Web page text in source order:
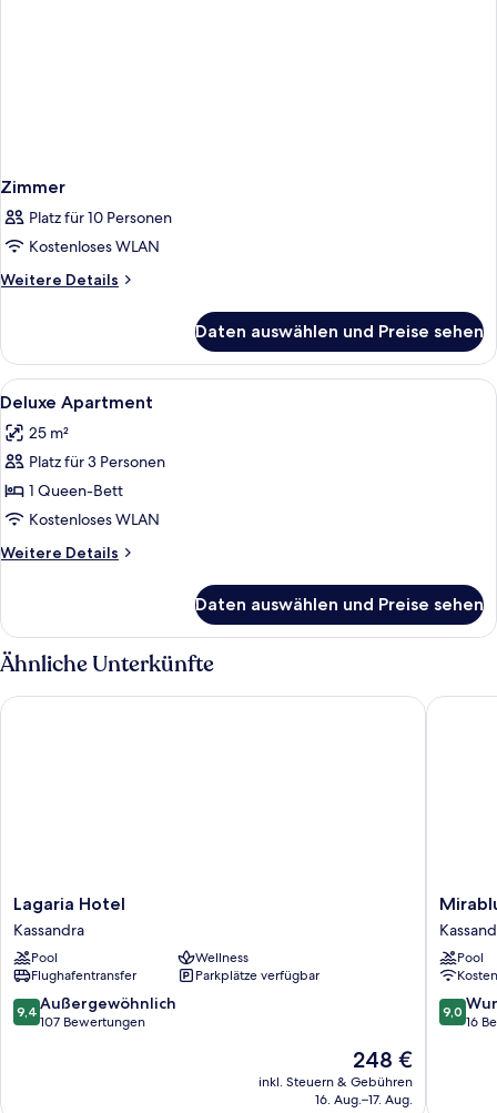
Zimmer
Platz für 10 Personen
Kostenloses WLAN
Weitere Details
Weitere
Daten auswählen und Preise sehen
Alle
Fotos
für
Deluxe
Apartment
anzeigen
Zimmersafe, kostenlose Babybetten,
8
Deluxe Apartment
25 m²
Platz für 3 Personen
1 Queen-Bett
Kostenloses WLAN
Weitere Details
Weitere
Apartment
Daten auswählen und Preise sehen
Ähnliche Unterkünfte
Lagaria
Hotel
Kassandra
Lagaria Hotel
Kassandra
Pool
Wellness
Flughafentransfer
Parkplätze verfügbar
9.4
von
9,4 Außergewöhnlich
107 Bewertungen
Der
Preis
beträgt
248 €
inkl. Steuern & Gebühren
16. Aug.–17. Aug.
Lagaria Hotel
Luxury
Pool
9.0
von
9,0
16